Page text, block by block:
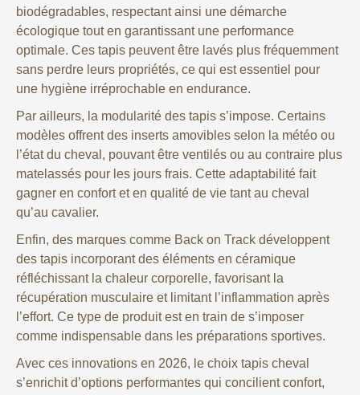
biodégradables, respectant ainsi une démarche
écologique tout en garantissant une performance
optimale. Ces tapis peuvent être lavés plus fréquemment
sans perdre leurs propriétés, ce qui est essentiel pour
une hygiène irréprochable en endurance.
Par ailleurs, la modularité des tapis s’impose. Certains
modèles offrent des inserts amovibles selon la météo ou
l’état du cheval, pouvant être ventilés ou au contraire plus
matelassés pour les jours frais. Cette adaptabilité fait
gagner en confort et en qualité de vie tant au cheval
qu’au cavalier.
Enfin, des marques comme Back on Track développent
des tapis incorporant des éléments en céramique
réfléchissant la chaleur corporelle, favorisant la
récupération musculaire et limitant l’inflammation après
l’effort. Ce type de produit est en train de s’imposer
comme indispensable dans les préparations sportives.
Avec ces innovations en 2026, le choix tapis cheval
s’enrichit d’options performantes qui concilient confort,